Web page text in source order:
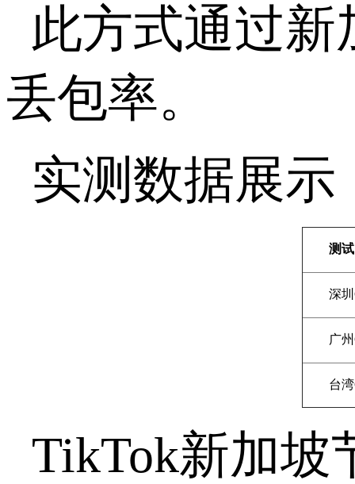
此方式通过
丢包率。
实测数据展示
测
深圳
广州
台湾
TikTok新加坡